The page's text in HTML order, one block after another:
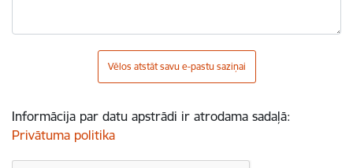
Vēlos atstāt savu e-pastu saziņai
Informācija par datu apstrādi ir atrodama sadaļā:
Privātuma politika